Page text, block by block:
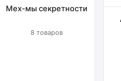
Мех-мы секретности
8 товаров